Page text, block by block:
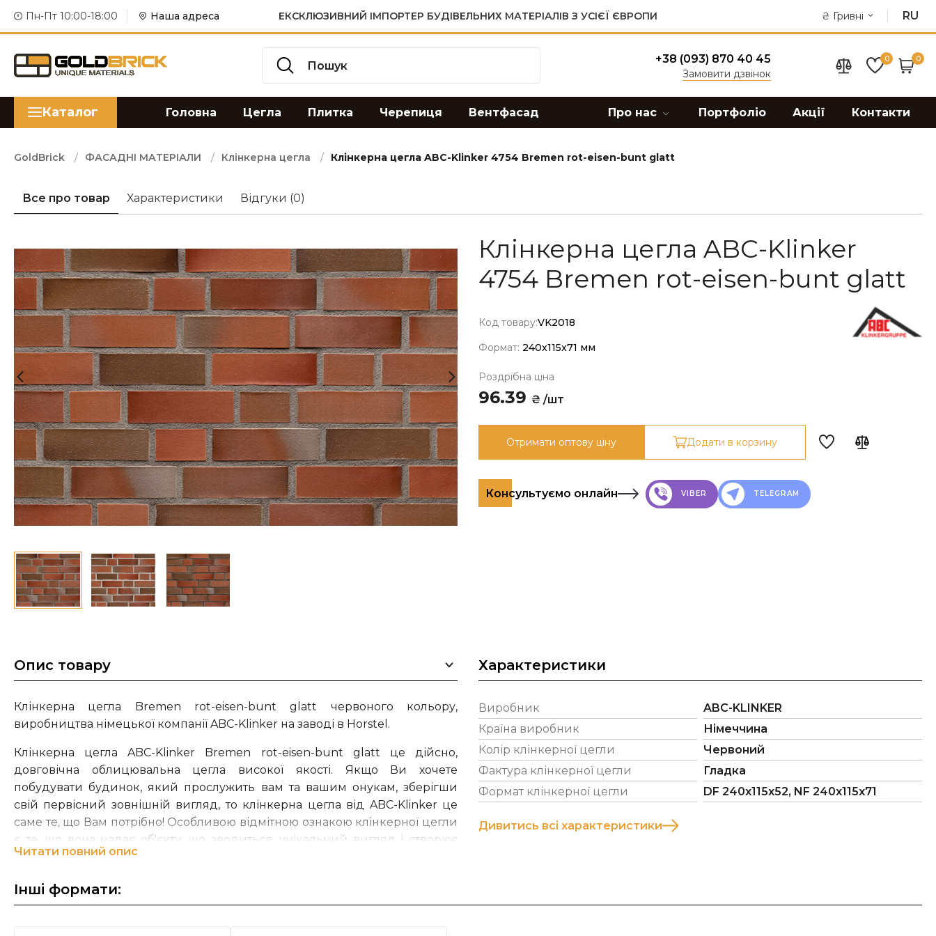
Пн-Пт 10:00-18:00 Наша адреса ЕКСКЛЮЗИВНИЙ ІМПОРТЕР БУДІВЕЛЬНИХ МАТЕРІАЛІВ З УСІЄЇ ЄВРОПИ ₴ Гривні RU
+38 (093) 870 40 45
Замовити дзвінок
0 0
Каталог Головна Цегла Плитка Черепиця Вентфасад Про нас Портфоліо Акції Контакти
GoldBrick ФАСАДНІ МАТЕРІАЛИ Клінкерна цегла Клінкерна цегла ABC-Klinker 4754 Bremen rot-eisen-bunt glatt
Все про товар Характеристики Відгуки (0)
Клінкерна цегла ABC-Klinker
4754 Bremen rot-eisen-bunt glatt
Код товару:VK2018
Формат: 240x115x71 мм
Роздрібна ціна
96.39 ₴ /шт
Отримати оптову ціну Додати в корзину
Консультуємо онлайн VIBER TELEGRAM
Опис товару
Клінкерна цегла Bremen rot-eisen-bunt glatt червоного кольору,
виробництва німецької компанії ABC-Klinker на заводі в Horstel.
Клінкерна цегла ABC-Klinker Bremen rot-eisen-bunt glatt це дійсно,
довговічна облицювальна цегла високої якості. Якщо Ви хочете
побудувати будинок, який прослужить вам та вашим онукам, зберігши
свій первісний зовнішній вигляд, то клінкерна цегла від ABC-Klinker це
саме те, що Вам потрібно! Особливою відмітною ознакою клінкерної цегли
є те, що вона надає об'єкту, що зводиться, унікальний вигляд і створює
неповторну атмосферу, підкреслюючи індивідуальність кожного
На сьогоднішній день група компаній ABC – Klinkergruppe перебуває в
Читати повний опис
Характеристики
Виробник
ABC-KLINKER
Країна виробник
Німеччина
Колір клінкерної цегли
Червоний
Фактура клінкерної цегли
Гладка
Формат клінкерної цегли
DF 240х115х52, NF 240х115х71
Дивитись всі характеристики
Інші формати: